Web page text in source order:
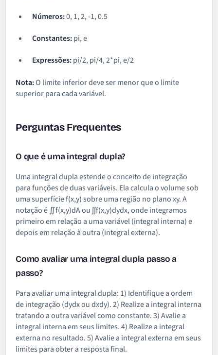
Números:0, 1, 2, -1, 0.5
Constantes:pi, e
Expressões:pi/2, pi/4, 2*pi, e/2
Nota:O limite inferior deve ser menor que o limite
superior para cada variável.
Perguntas Frequentes
O que é uma integral dupla?
Uma integral dupla estende o conceito de integração
para funções de duas variáveis. Ela calcula o volume sob
uma superfície f(x,y) sobre uma região no plano xy. A
notação é ∬f(x,y)dA ou ∫∫f(x,y)dydx, onde integramos
primeiro em relação a uma variável (integral interna) e
depois em relação à outra (integral externa).
Como avaliar uma integral dupla passo a
passo?
Para avaliar uma integral dupla: 1) Identifique a ordem
de integração (dydx ou dxdy). 2) Realize a integral interna
tratando a outra variável como constante. 3) Avalie a
integral interna em seus limites. 4) Realize a integral
externa no resultado. 5) Avalie a integral externa em seus
limites para obter a resposta final.